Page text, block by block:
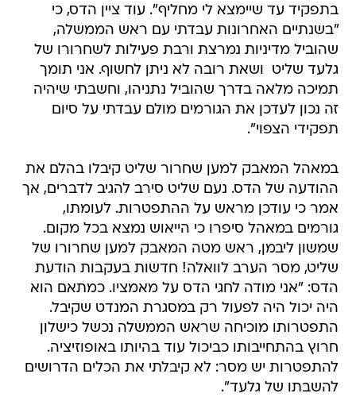
בתפקיד עד שיימצא לי מחליף". עוד ציין הדס, כי
"בשנתיים האחרונות עבדתי עם ראש הממשלה,
שהוביל מדיניות נמרצת ורבת פעילות לשחרורו של
גלעד שליט  ושאת רובה לא ניתן לחשוף. אני תומך
תמיכה מלאה בדרך שהוביל נתניהו, וחשבתי שיהיה
זה נכון לעדכן את הגורמים מולם עבדתי על סיום
תפקידי הצפוי".
במאהל המאבק למען שחרור שליט קיבלו בהלם את
ההודעה של הדס. נעם שליט סירב להגיב לדברים, אך
אמר כי עודכן מראש על ההתפטרות. לעומתו,
גורמים במאהל סיפרו כי הייאוש נמצא בכל מקום.
שמשון ליבמן, ראש מטה המאבק למען שחרורו של
שליט, מסר הערב לוואלה! חדשות בעקבות הודעת
הדס: "אני מודה לחגי הדס על מאמציו. כמתאם הוא
היה יכול היה לפעול רק במסגרת המנדט שקיבל.
התפטרותו מוכיחה שראש הממשלה נכשל כישלון
חרוץ בהתחייבותו כביכול עוד בהיותו באופוזיציה.
להתפטרות יש מסר: לא קיבלתי את הכלים הדרושים
להשבתו של גלעד".